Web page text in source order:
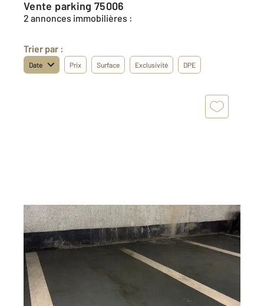
Vente parking 75006
2 annonces immobilières :
Trier par :
Date Prix Surface Exclusivité DPE
PARIS 75006
11,25 m2
Ref : 20972
37 000 €